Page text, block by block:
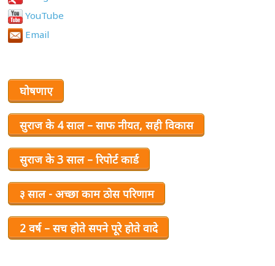
YouTube
Email
घोषणाए
सुराज के 4 साल – साफ नीयत, सही विकास
सुराज के 3 साल – रिपोर्ट कार्ड
३ साल - अच्छा काम ठोस परिणाम
2 वर्ष – सच होते सपने पूरे होते वादे